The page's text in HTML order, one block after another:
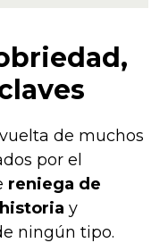
de muchos
por el
reniega de
y
ningún tipo.